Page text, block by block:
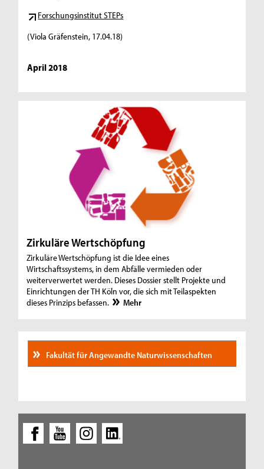
Forschungsinstitut STEPs
(Viola Gräfenstein, 17.04.18)
April 2018
Zirkuläre Wertschöpfung
Zirkuläre Wertschöpfung ist die Idee eines
Wirtschaftssystems, in dem Abfälle vermieden oder
weiterverwertet werden. Dieses Dossier stellt Projekte und
Einrichtungen der TH Köln vor, die sich mit Teilaspekten
dieses Prinzips befassen.
Mehr
Fakultät für Angewandte Naturwissenschaften